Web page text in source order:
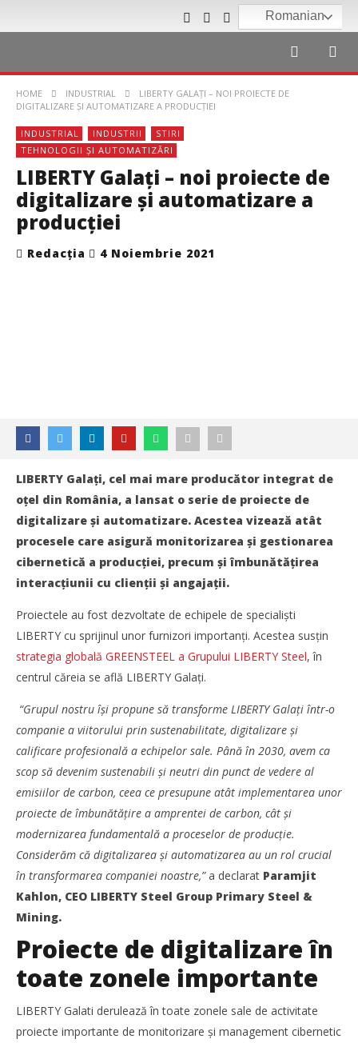
Romanian
HOME INDUSTRIAL
LIBERTY GALAȚI – NOI PROIECTE DE
DIGITALIZARE ȘI AUTOMATIZARE A PRODUCȚIEI
INDUSTRIAL INDUSTRII
STIRI
TEHNOLOGII ȘI AUTOMATIZĂRI
LIBERTY Galați – noi proiecte de
digitalizare și automatizare a
producției
Redacția 4 Noiembrie 2021
NOW VIEWING
LIBERTY Galați – noi proiecte de digitalizare și
automatizare a producției
Redacția
Noua conexiune ferry Batumi–Constanța susține
LIBERTY Galați, cel mai mare producător integrat de
oțel din România, a lansat o serie de proiecte de
digitalizare și automatizare. Acestea vizează atât
procesele care asigură monitorizarea și gestionarea
cibernetică a producției, precum și îmbunătățirea
interacțiunii cu clienții și angajații.
Proiectele au fost dezvoltate de echipele de specialiști
LIBERTY cu sprijinul unor furnizori importanți. Acestea susțin
strategia globală GREENSTEEL a Grupului LIBERTY Steel, în
centrul căreia se află LIBERTY Galați.
“Grupul nostru își propune să transforme LIBERTY Galați într-o
companie a viitorului prin sustenabilitate, digitalizare și
calificare profesională a echipelor sale. Până în 2030, avem ca
scop să devenim sustenabili și neutri din punct de vedere al
emisiilor de carbon, ceea ce presupune atât implementarea unor
proiecte de îmbunătățire a amprentei de carbon, cât și
modernizarea fundamentală a proceselor de producție.
Considerăm că digitalizarea și automatizarea au un rol crucial
în transformarea companiei noastre,”a declarat Paramjit
Kahlon, CEO LIBERTY Steel Group Primary Steel &
Mining.
Proiecte de digitalizare în
toate zonele importante
LIBERTY Galati derulează în toate zonele sale de activitate
proiecte importante de monitorizare și management cibernetic